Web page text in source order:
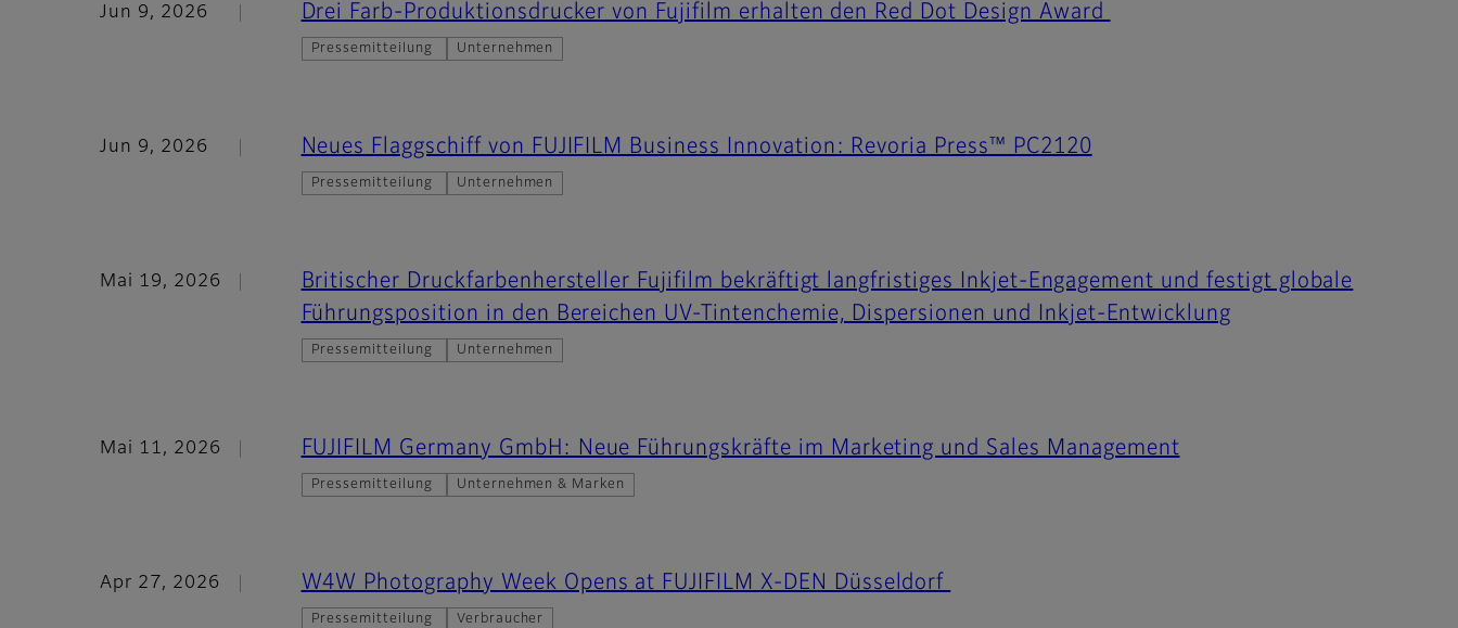
Jun 9, 2026 Drei Farb-Produktionsdrucker von Fujifilm erhalten den Red Dot Design Award
Pressemitteilung Unternehmen
Jun 9, 2026 Neues Flaggschiff von FUJIFILM Business Innovation: Revoria Press™ PC2120
Pressemitteilung Unternehmen
Mai 19, 2026
Britischer Druckfarbenhersteller Fujifilm bekräftigt langfristiges Inkjet-Engagement und festigt globale
Führungsposition in den Bereichen UV-Tintenchemie, Dispersionen und Inkjet-Entwicklung
Pressemitteilung Unternehmen
Mai 11, 2026 FUJIFILM Germany GmbH: Neue Führungskräfte im Marketing und Sales Management
Pressemitteilung Unternehmen & Marken
Apr 27, 2026 W4W Photography Week Opens at FUJIFILM X-DEN Düsseldorf
Pressemitteilung Verbraucher